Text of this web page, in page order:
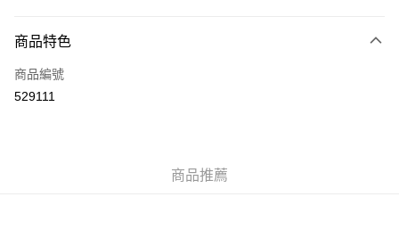
信用卡
Apple Pay
商品特色
商品編號
529111
商品推薦